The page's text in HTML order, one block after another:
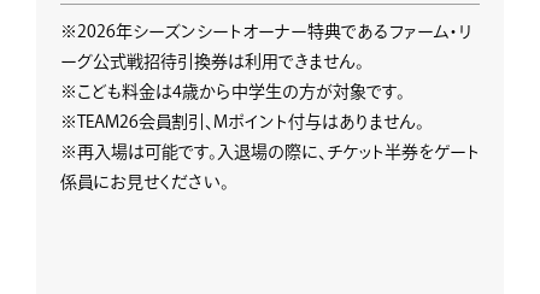
※2026年シーズンシートオーナー特典であるファーム・リ
ーグ公式戦招待引換券は利用できません。
※こども料金は4歳から中学生の方が対象です。
※TEAM26会員割引、Mポイント付与はありません。
※再入場は可能です。入退場の際に、チケット半券をゲート
係員にお見せください。